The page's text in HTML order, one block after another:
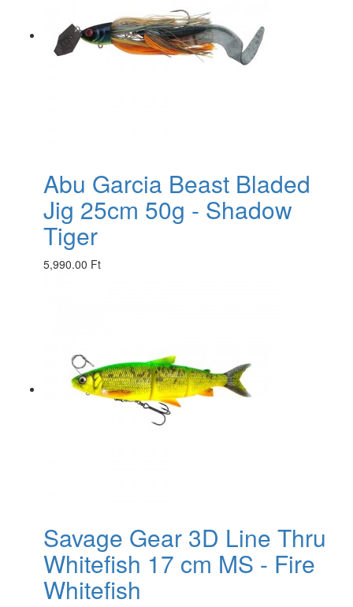
Abu Garcia Beast Bladed
Jig 25cm 50g - Shadow
Tiger
5,990.00 Ft
Savage Gear 3D Line Thru
Whitefish 17 cm MS - Fire
Whitefish